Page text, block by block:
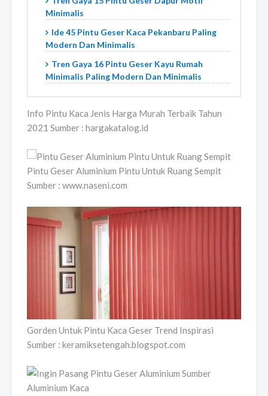
Minimalis
Ide 45 Pintu Geser Kaca Pekanbaru Paling
Modern Dan Minimalis
Tren Gaya 16 Pintu Geser Kayu Rumah
Minimalis Paling Modern Dan Minimalis
Info Pintu Kaca Jenis Harga Murah Terbaik Tahun
2021 Sumber : hargakatalog.id
Pintu Geser Aluminium Pintu Untuk Ruang Sempit
Sumber : www.naseni.com
Gorden Untuk Pintu Kaca Geser Trend Inspirasi
Sumber : keramiksetengah.blogspot.com